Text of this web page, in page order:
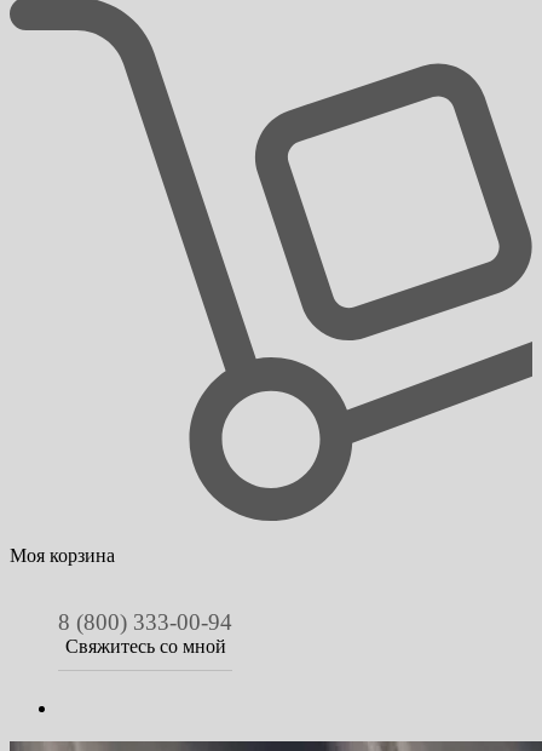
Моя корзина
8 (800) 333-00-94
Свяжитесь со мной